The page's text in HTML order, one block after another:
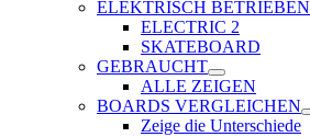
ELEKTRISCH BETRIEBEN
ELECTRIC 2
SKATEBOARD
GEBRAUCHT
ALLE ZEIGEN
BOARDS VERGLEICHEN
Zeige die Unterschiede